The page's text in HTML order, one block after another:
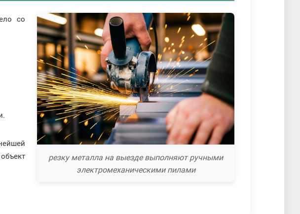
резку металла на выезде выполняют ручными
электромеханическими пилами
со